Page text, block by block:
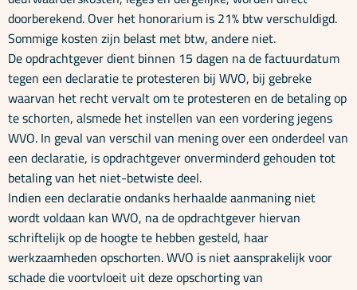
doorberekend. Over het honorarium is 21% btw verschuldigd.
Sommige kosten zijn belast met btw, andere niet.
De opdrachtgever dient binnen 15 dagen na de factuurdatum
tegen een declaratie te protesteren bij WVO, bij gebreke
waarvan het recht vervalt om te protesteren en de betaling op
te schorten, alsmede het instellen van een vordering jegens
WVO. In geval van verschil van mening over een onderdeel van
een declaratie, is opdrachtgever onverminderd gehouden tot
betaling van het niet-betwiste deel.
Indien een declaratie ondanks herhaalde aanmaning niet
wordt voldaan kan WVO, na de opdrachtgever hiervan
schriftelijk op de hoogte te hebben gesteld, haar
werkzaamheden opschorten. WVO is niet aansprakelijk voor
schade die voortvloeit uit deze opschorting van